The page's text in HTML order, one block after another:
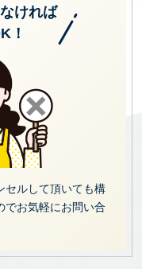
ければ
！
セルして頂いても構
でお気軽にお問い合